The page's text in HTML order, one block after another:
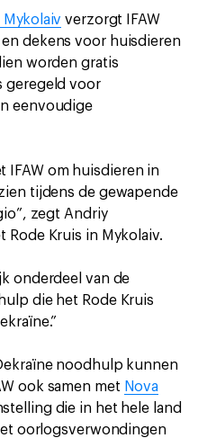
Mykolaiv verzorgt IFAW
dekens voor huisdieren
worden gratis
geregeld voor
eenvoudige
IFAW om huisdieren in
tijdens de gewapende
zegt Andriy
Kruis in Mykolaiv.
onderdeel van de
die het Rode Kruis
noodhulp kunnen
ook samen met Nova
die in het hele land
oorlogsverwondingen